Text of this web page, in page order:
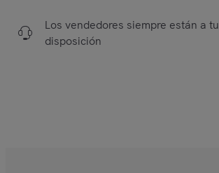
Los vendedores siempre están a tu
disposición